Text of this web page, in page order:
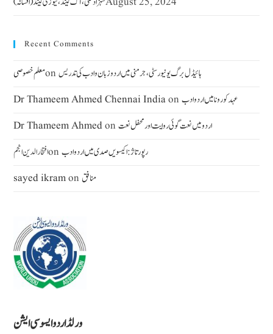
Recent Comments
معلم خصوصیonہائیڈل برگ یونیورسٹی ، جرمنی میں اردو زبان وادب کی تدریس
Dr Thameem Ahmed Chennai Indiaonعہد کورونا میں اردو ادب
Dr Thameem Ahmedonاردومیں نعت گوئی روایت اور محفل نعت
افتخار الدین انجمonرپورتاژ: اکیسویں صدی میں اردو ادب
sayed ikramon منافق
ورلڈ اردو ایسو سی ایشن